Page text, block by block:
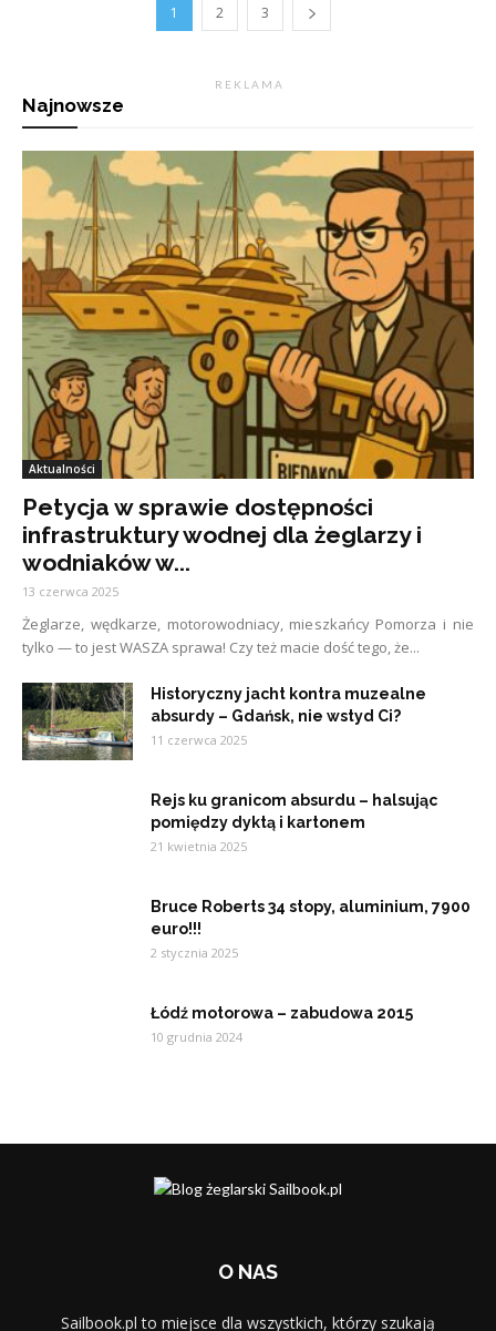
1 2 3
R E K L A M A
Najnowsze
Aktualności
Petycja w sprawie dostępności
infrastruktury wodnej dla żeglarzy i
wodniaków w...
13 czerwca 2025
Żeglarze, wędkarze, motorowodniacy, mieszkańcy Pomorza i nie
tylko — to jest WASZA sprawa! Czy też macie dość tego, że...
Historyczny jacht kontra muzealne
absurdy – Gdańsk, nie wstyd Ci?
11 czerwca 2025
Rejs ku granicom absurdu – halsując
pomiędzy dyktą i kartonem
21 kwietnia 2025
Bruce Roberts 34 stopy, aluminium, 7900
euro!!!
2 stycznia 2025
Łódź motorowa – zabudowa 2015
10 grudnia 2024
O NAS
Sailbook.pl to miejsce dla wszystkich, którzy szukają